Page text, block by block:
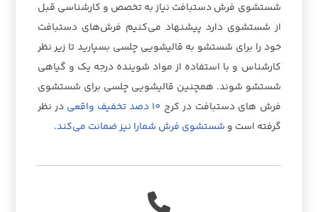
شستشوی فرش دستبافت نیاز به تخصص و کارشناسی قبل
از شستشوی دارد پیشنهاد می‌کنیم فرش‌های دستبافت
خود را برای شستشو به قالیشویی چلسی بسپارید تا زیر نظر
کارشناس و با استفاده از مواد شوینده درجه یک و گیاهی
شستشو شوند. همچنین قالیشویی چلسی برای شستشوی
فرش های دستبافت در کرج 10 دصد تخفیف واقعی
در نظر
گرفته است و شستشوی فرش شمارا نیز ضمانت می‌کند.